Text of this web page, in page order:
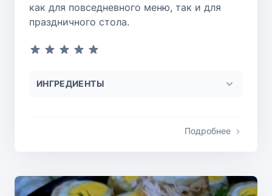
как для повседневного меню, так и для
праздничного стола.
ИНГРЕДИЕНТЫ
Подробнее